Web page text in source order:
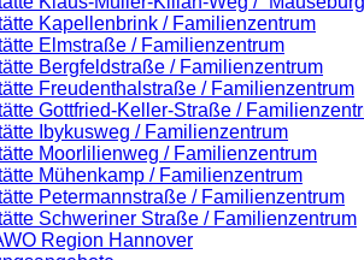
Kapellenbrink / Familienzentrum
Elmstraße / Familienzentrum
Bergfeldstraße / Familienzentrum
Freudenthalstraße / Familienzentrum
Gottfried-Keller-Straße /
Ibykusweg / Familienzentrum
Moorlilienweg / Familienzentrum
Mühenkamp / Familienzentrum
Petermannstraße / Familienzentrum
Schweriner Straße / Familienzentrum
Region Hannover